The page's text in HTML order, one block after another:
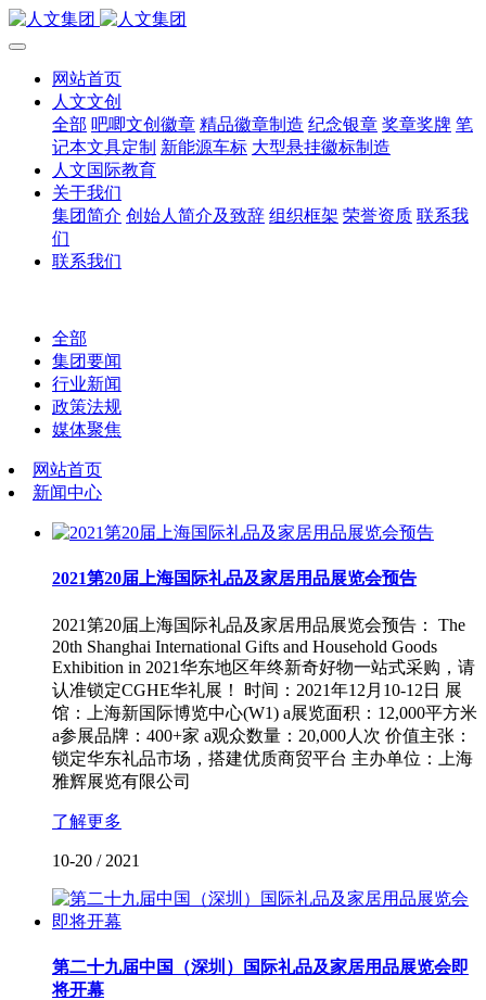
网站首页
人文文创
全部 吧唧文创徽章 精品徽章制造 纪念银章 奖章奖牌 笔
记本文具定制 新能源车标 大型悬挂徽标制造
人文国际教育
关于我们
集团简介 创始人简介及致辞 组织框架 荣誉资质 联系我
们
联系我们
全部
集团要闻
行业新闻
政策法规
媒体聚焦
网站首页
新闻中心
2021第20届上海国际礼品及家居用品展览会预告
2021第20届上海国际礼品及家居用品展览会预告： The
20th Shanghai International Gifts and Household Goods
Exhibition in 2021华东地区年终新奇好物一站式采购，请
认准锁定CGHE华礼展！ 时间：2021年12月10-12日 展
馆：上海新国际博览中心(W1) a展览面积：12,000平方米
a参展品牌：400+家 a观众数量：20,000人次 价值主张：
锁定华东礼品市场，搭建优质商贸平台 主办单位：上海
雅辉展览有限公司
了解更多
10-20 / 2021
第二十九届中国（深圳）国际礼品及家居用品展览会即
将开幕